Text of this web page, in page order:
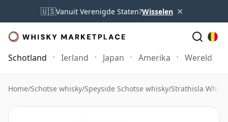
🇺🇸Vanuit Verenigde Staten?Wisselen ×
Schotland Ierland Japan Amerika Wereld
Home/Schotse whisky/Speyside Schotse whisky/Strathisla